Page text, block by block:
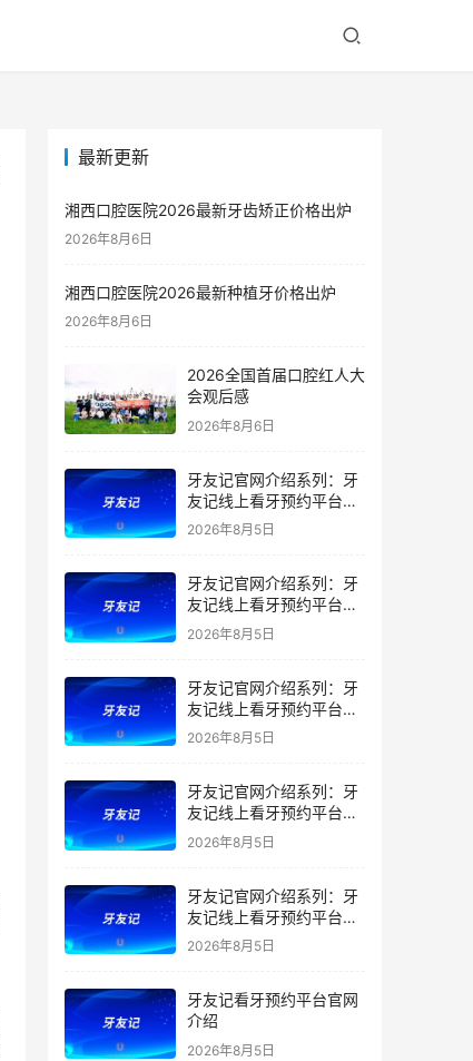
最新更新
湘西口腔医院2026最新牙齿矫正价格出炉
2026年8月6日
湘西口腔医院2026最新种植牙价格出炉
2026年8月6日
2026全国首届口腔红人大
会观后感
2026年8月6日
牙友记官网介绍系列：牙
友记线上看牙预约平台是
干什么的？靠谱吗？
2026年8月5日
牙友记官网介绍系列：牙
友记线上看牙预约平台让
看牙不再靠运气
2026年8月5日
牙友记官网介绍系列：牙
友记线上看牙预约平台打
破口腔行业专业壁垒新手
2026年8月5日
牙友记官网介绍系列：牙
友记线上看牙预约平台落
地同城就诊经验打破未知
2026年8月5日
牙友记官网介绍系列：牙
友记线上看牙预约平台的
优势在哪里？
2026年8月5日
牙友记看牙预约平台官网
介绍
2026年8月5日